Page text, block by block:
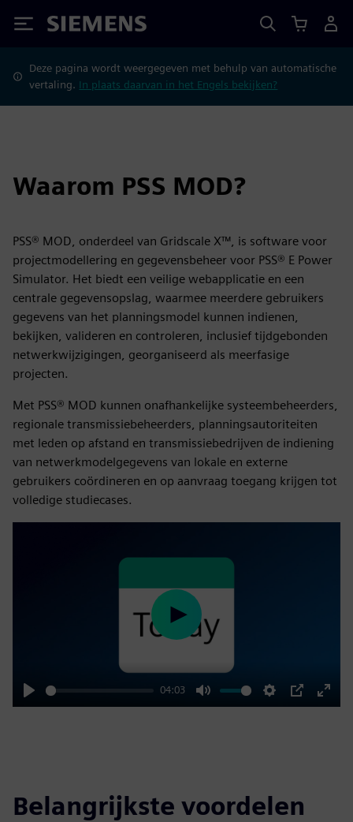
Siemens
Deze pagina wordt weergegeven met behulp van automatische
vertaling. In plaats daarvan in het Engels bekijken?
Waarom PSS MOD?
PSS® MOD, onderdeel van Gridscale X™, is software voor
projectmodellering en gegevensbeheer voor PSS® E Power
Simulator. Het biedt een veilige webapplicatie en een
centrale gegevensopslag, waarmee meerdere gebruikers
gegevens van het planningsmodel kunnen indienen,
bekijken, valideren en controleren, inclusief tijdgebonden
netwerkwijzigingen, georganiseerd als meerfasige
projecten.
Met PSS® MOD kunnen onafhankelijke systeembeheerders,
regionale transmissiebeheerders, planningsautoriteiten
met leden op afstand en transmissiebedrijven de indiening
van netwerkmodelgegevens van lokale en externe
gebruikers coördineren en op aanvraag toegang krijgen tot
volledige studiecases.
Play
04:03
Mute Settings
PIP
Enter
Play
Belangrijkste voordelen